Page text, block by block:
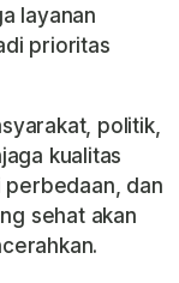
layanan
prioritas
politik,
kualitas
perbedaan, dan
sehat akan